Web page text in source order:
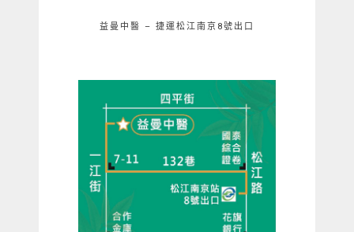
益曼中醫 – 捷運松江南京8號出口